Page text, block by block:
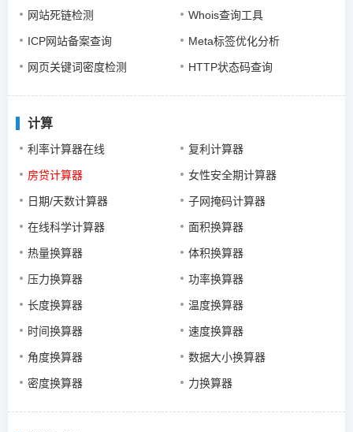
网站死链检测 Whois查询工具
ICP网站备案查询 Meta标签优化分析
网页关键词密度检测 HTTP状态码查询
计算
利率计算器在线 复利计算器
房贷计算器 女性安全期计算器
日期/天数计算器 子网掩码计算器
在线科学计算器 面积换算器
热量换算器 体积换算器
压力换算器 功率换算器
长度换算器 温度换算器
时间换算器 速度换算器
角度换算器 数据大小换算器
密度换算器 力换算器